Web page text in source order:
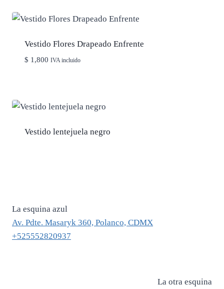
Vestido Flores Drapeado Enfrente
$ 1,800 IVA incluido
Vestido lentejuela negro
La esquina azul
Av. Pdte. Masaryk 360, Polanco, CDMX
+525552820937
La otra esquina